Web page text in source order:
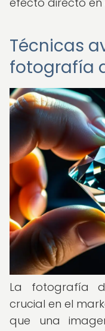
Técnicas
fotografía
La fotografía
crucial en el
que una